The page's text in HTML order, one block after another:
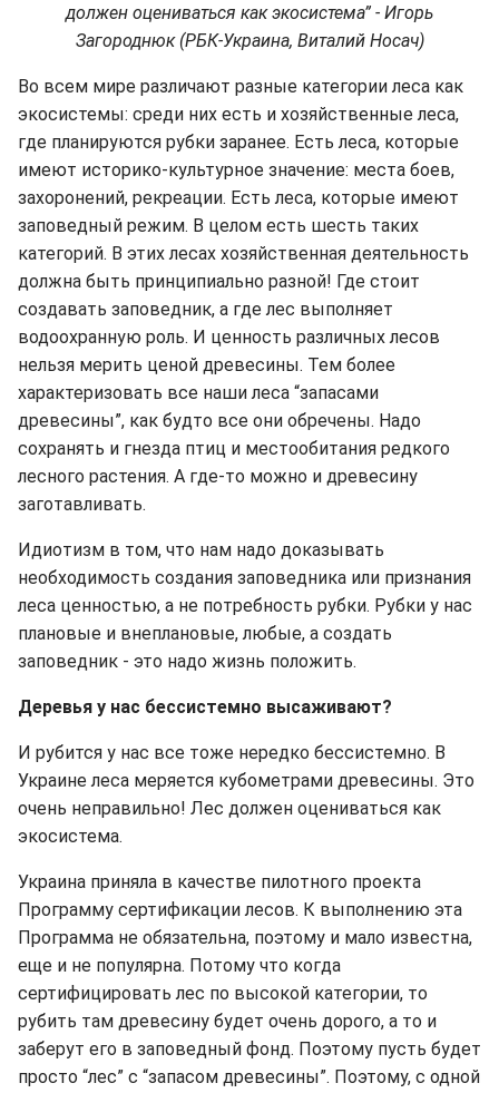
должен оцениваться как экосистема” - Игорь
Загороднюк (РБК-Украина, Виталий Носач)
Во всем мире различают разные категории леса как
экосистемы: среди них есть и хозяйственные леса,
где планируются рубки заранее. Есть леса, которые
имеют историко-культурное значение: места боев,
захоронений, рекреации. Есть леса, которые имеют
заповедный режим. В целом есть шесть таких
категорий. В этих лесах хозяйственная деятельность
должна быть принципиально разной! Где стоит
создавать заповедник, а где лес выполняет
водоохранную роль. И ценность различных лесов
нельзя мерить ценой древесины. Тем более
характеризовать все наши леса “запасами
древесины”, как будто все они обречены. Надо
сохранять и гнезда птиц и местообитания редкого
лесного растения. А где-то можно и древесину
заготавливать.
Идиотизм в том, что нам надо доказывать
необходимость создания заповедника или признания
леса ценностью, а не потребность рубки. Рубки у нас
плановые и внеплановые, любые, а создать
заповедник - это надо жизнь положить.
Деревья у нас бессистемно высаживают?
И рубится у нас все тоже нередко бессистемно. В
Украине леса меряется кубометрами древесины. Это
очень неправильно! Лес должен оцениваться как
экосистема.
Украина приняла в качестве пилотного проекта
Программу сертификации лесов. К выполнению эта
Программа не обязательна, поэтому и мало известна,
еще и не популярна. Потому что когда
сертифицировать лес по высокой категории, то
рубить там древесину будет очень дорого, а то и
заберут его в заповедный фонд. Поэтому пусть будет
просто “лес” с “запасом древесины”. Поэтому, с одной